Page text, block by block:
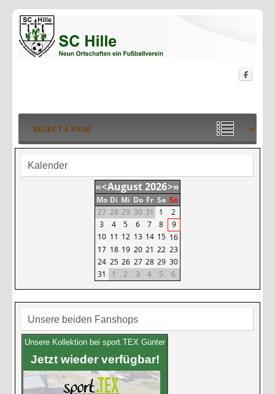
Kalender
«<August2026>»
Mo Di Mi Do Fr Sa So
27 28 29 30 31 1
2
3
4 5 6 7 8
9
10 11 12 13 14 15 16
17 18 19 20 21 22 23
24 25 26 27 28 29 30
31
1 2 3 4 5 6
Unsere beiden Fanshops
Unsere Kollektion bei sport.TEX Günter
Jetzt wieder verfügbar!